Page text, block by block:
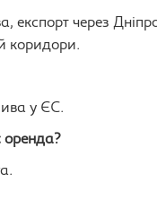
експорт через
коридори.
у ЄС.
оренда?